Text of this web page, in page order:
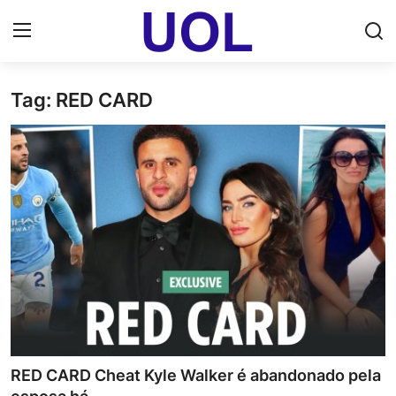
Login
Home
UOL Email Entrar
UOL ADS
Uol pt Bate Papo Gratis
Mundo
Dólar Cotação de Hoje
Tag: RED CARD
RED CARD Cheat Kyle Walker é abandonado pela